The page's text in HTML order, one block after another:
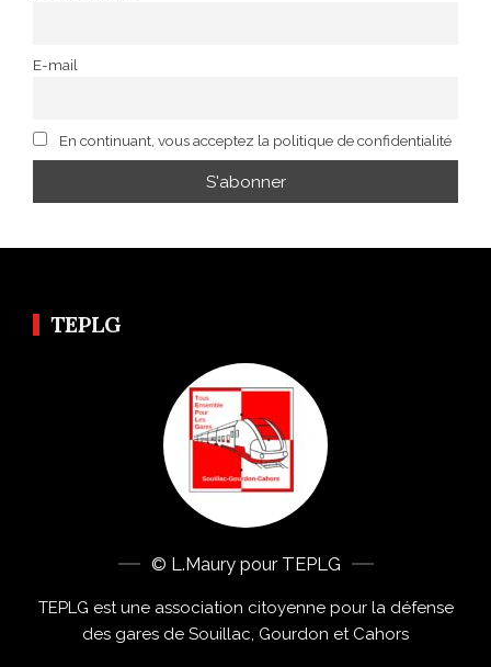
E-mail
En continuant, vous acceptez la politique de confidentialité
TEPLG
© L.Maury pour TEPLG
TEPLG est une association citoyenne pour la défense
des gares de Souillac, Gourdon et Cahors